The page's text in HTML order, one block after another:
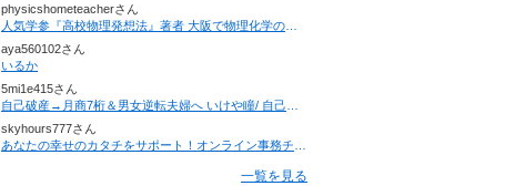
physicshometeacherさん
aya560102さん
いるか
5mi1e415さん
skyhours777さん
一覧を見る